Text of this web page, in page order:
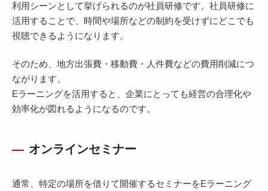
利用シーンとして挙げられるのが社員研修です。社員研修に
活用することで、時間や場所などの制約を受けずにどこでも
視聴できるようになります。
そのため、地方出張費・移動費・人件費などの費用削減につ
ながります。
Eラーニングを活用すると、企業にとっても経営の合理化や
効率化が図れるようになるのです。
オンラインセミナー
通常、特定の場所を借りて開催するセミナーをEラーニング